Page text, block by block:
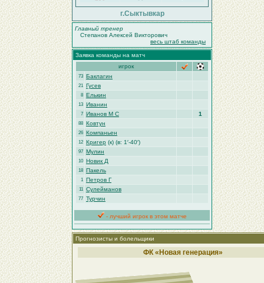
г.Сыктывкар
Главный тренер
Степанов Алексей Викторович
весь штаб команды
Заявка команды на матч
игрок
73 Баклагин
21 Гусев
8 Елькин
13 Иванин
7 Иванов М С 1
88 Ковтун
26 Компаньен
12 Кригер (к) (в: 1′-40′)
97 Мулин
10 Новик Д
18 Пакель
1 Петров Г
11 Сулейманов
77 Турчин
- лучший игрок в этом матче
Прогнозисты и болельщики
ФК «Новая генерация»